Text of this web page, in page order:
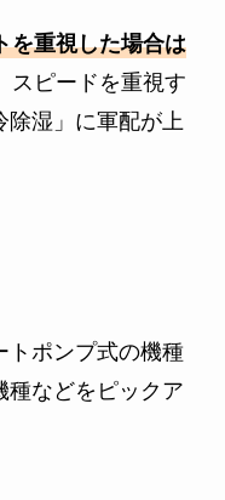
を重視した場合は
スピードを重視す
除湿」に軍配が上
トポンプ式の機種
種などをピックア